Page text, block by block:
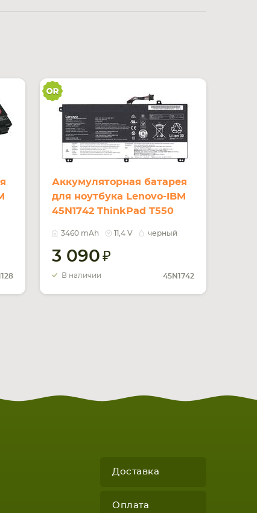
Аккумуляторная батарея
для ноутбука Lenovo-IBM
45N1742 ThinkPad T550
3460 mAh 11,4 V черный
3 090
В наличии 45N1742
Доставка
Оплата